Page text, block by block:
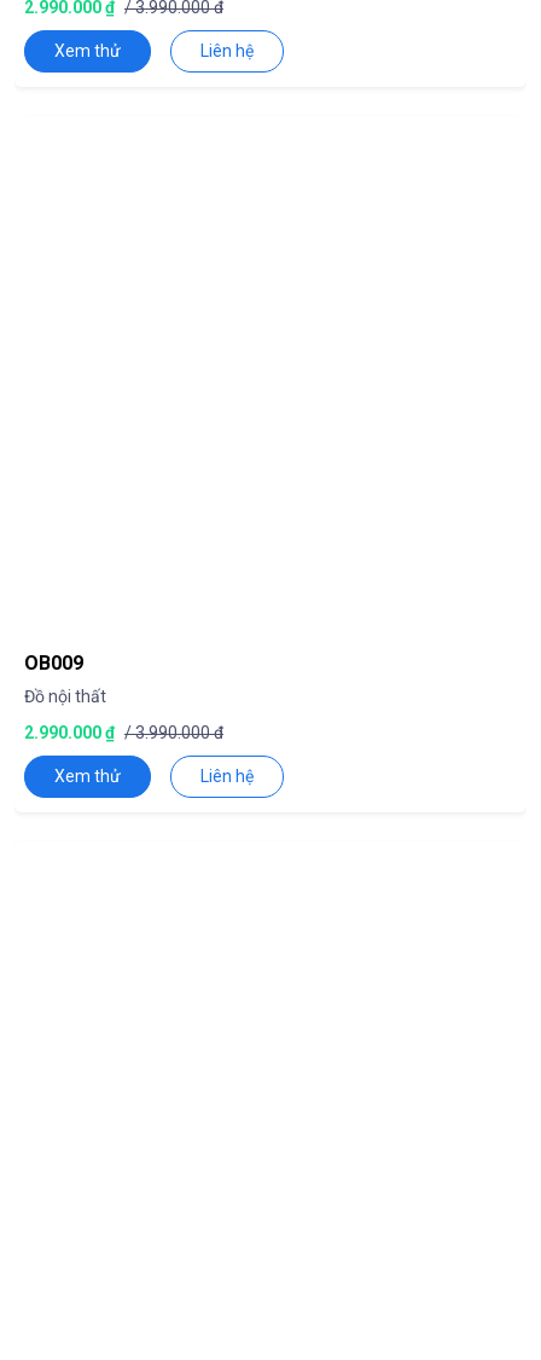
2.990.000 ₫ / 3.990.000 đ
Xem thử Liên hệ
OB009
Đồ nội thất
2.990.000 ₫ / 3.990.000 đ
Xem thử Liên hệ